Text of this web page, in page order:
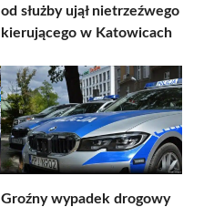
od służby ujął nietrzeźwego
kierującego w Katowicach
Groźny wypadek drogowy